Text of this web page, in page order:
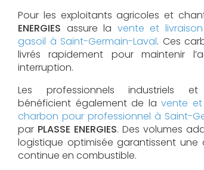
Pour les exploitants agricoles et
ENERGIES assure la vente et
gasoil à Saint-Germain-Laval. Ces
livrés rapidement pour maintenir
interruption.
Les professionnels industriels et
bénéficient également de lavente
charbon pour professionnel à Saint-
par PLASSE ENERGIES. Des volumes
logistique optimisée garantissent une
continue en combustible.